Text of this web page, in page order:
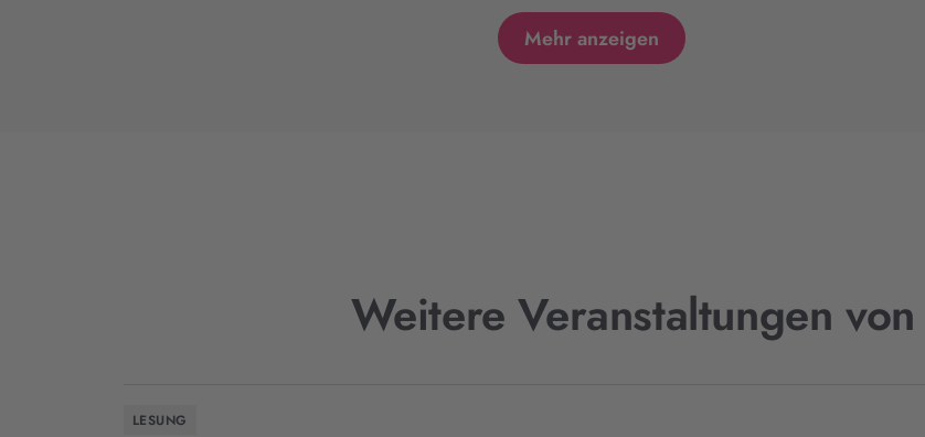
Mehr anzeigen
Weitere Veranstaltungen
LESUNG